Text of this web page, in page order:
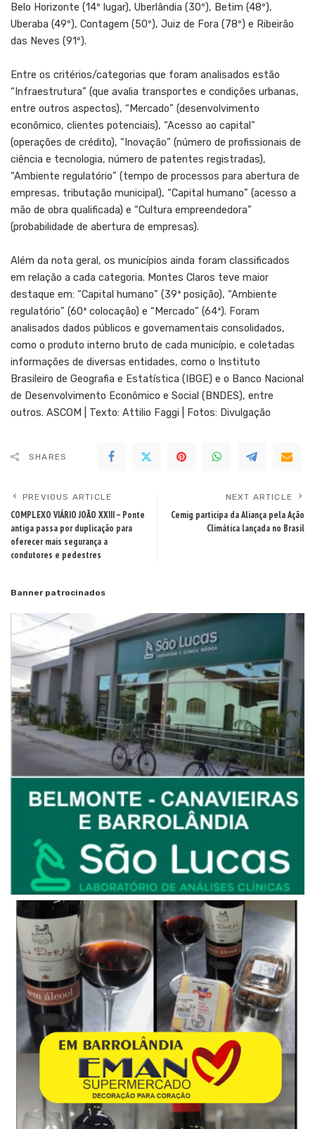
Belo Horizonte (14º lugar), Uberlândia (30º), Betim (48º),
Uberaba (49º), Contagem (50º), Juiz de Fora (78º) e Ribeirão
das Neves (91º).
Entre os critérios/categorias que foram analisados estão
“Infraestrutura” (que avalia transportes e condições urbanas,
entre outros aspectos), “Mercado” (desenvolvimento
econômico, clientes potenciais), “Acesso ao capital”
(operações de crédito), “Inovação” (número de profissionais de
ciência e tecnologia, número de patentes registradas),
“Ambiente regulatório” (tempo de processos para abertura de
empresas, tributação municipal), “Capital humano” (acesso a
mão de obra qualificada) e “Cultura empreendedora”
(probabilidade de abertura de empresas).
Além da nota geral, os municípios ainda foram classificados
em relação a cada categoria. Montes Claros teve maior
destaque em: “Capital humano” (39ª posição), “Ambiente
regulatório” (60ª colocação) e “Mercado” (64ª). Foram
analisados dados públicos e governamentais consolidados,
como o produto interno bruto de cada município, e coletadas
informações de diversas entidades, como o Instituto
Brasileiro de Geografia e Estatística (IBGE) e o Banco Nacional
de Desenvolvimento Econômico e Social (BNDES), entre
outros. ASCOM | Texto: Attilio Faggi | Fotos: Divulgação
SHARES
PREVIOUS ARTICLE
COMPLEXO VIÁRIO JOÃO XXIII – Ponte
antiga passa por duplicação para
oferecer mais segurança a
condutores e pedestres
NEXT ARTICLE
Cemig participa da Aliança pela Ação
Climática lançada no Brasil
Banner patrocinados